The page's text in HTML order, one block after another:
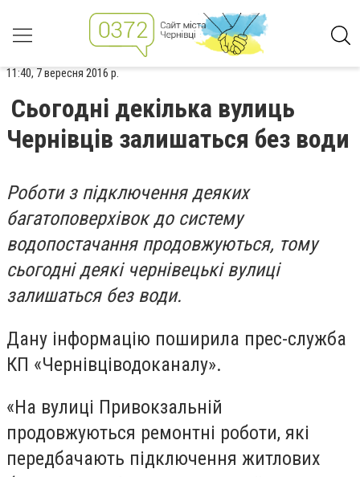
11:40, 7 вересня 2016 р.
Сьогодні декілька вулиць
Чернівців залишаться без води
Роботи з підключення деяких
багатоповерхівок до систему
водопостачання продовжуються, тому
сьогодні деякі чернівецькі вулиці
залишаться без води.
Дану інформацію поширила прес-служба
КП «Чернівціводоканалу».
«На вулиці Привокзальній
продовжуються ремонтні роботи, які
передбачають підключення житлових